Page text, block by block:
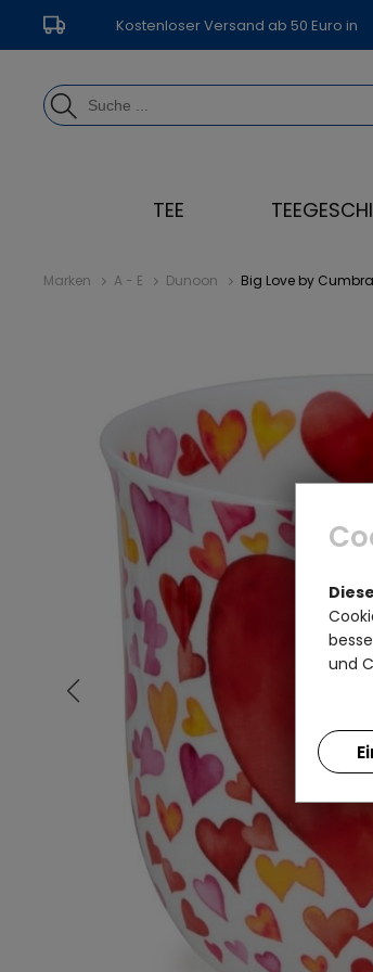
Kostenloser Versand ab 50 Euro in
TEE
Marken A - E Dunoon Big Love by
und